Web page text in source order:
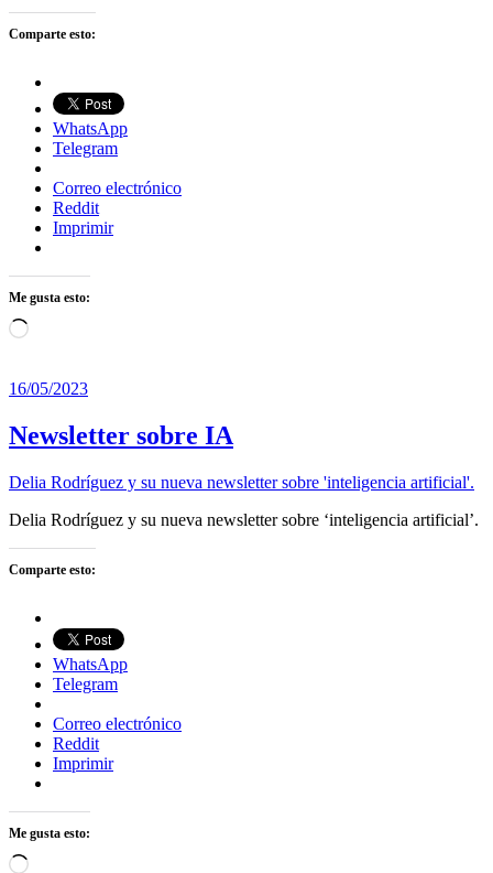
Comparte esto:
WhatsApp
Telegram
Correo electrónico
Reddit
Imprimir
Me gusta esto:
Cargando...
16/05/2023
Newsletter sobre IA
Delia Rodríguez y su nueva newsletter sobre 'inteligencia artificial'.
Delia Rodríguez y su nueva newsletter sobre ‘inteligencia artificial’.
Comparte esto:
WhatsApp
Telegram
Correo electrónico
Reddit
Imprimir
Me gusta esto:
Cargando...